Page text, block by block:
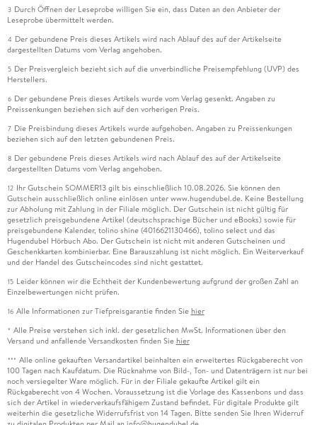
3 Durch Öffnen der Leseprobe willigen Sie ein, dass Daten an den Anbieter der
Leseprobe übermittelt werden.
4 Der gebundene Preis dieses Artikels wird nach Ablauf des auf der Artikelseite
dargestellten Datums vom Verlag angehoben.
5 Der Preisvergleich bezieht sich auf die unverbindliche Preisempfehlung (UVP) des
Herstellers.
6 Der gebundene Preis dieses Artikels wurde vom Verlag gesenkt. Angaben zu
Preissenkungen beziehen sich auf den vorherigen Preis.
7 Die Preisbindung dieses Artikels wurde aufgehoben. Angaben zu Preissenkungen
beziehen sich auf den letzten gebundenen Preis.
8 Der gebundene Preis dieses Artikels wird nach Ablauf des auf der Artikelseite
dargestellten Datums vom Verlag angehoben.
12 Ihr Gutschein SOMMER13 gilt bis einschließlich 10.08.2026. Sie können den
Gutschein ausschließlich online einlösen unter www.hugendubel.de. Keine Bestellung
zur Abholung mit Zahlung in der Filiale möglich. Der Gutschein ist nicht gültig für
gesetzlich preisgebundene Artikel (deutschsprachige Bücher und eBooks) sowie für
preisgebundene Kalender, tolino shine (4016621130466), tolino select und das
Hugendubel Hörbuch Abo. Der Gutschein ist nicht mit anderen Gutscheinen und
Geschenkkarten kombinierbar. Eine Barauszahlung ist nicht möglich. Ein Weiterverkauf
und der Handel des Gutscheincodes sind nicht gestattet.
15 Leider können wir die Echtheit der Kundenbewertung aufgrund der großen Zahl an
Einzelbewertungen nicht prüfen.
16 Alle Informationen zur Tiefpreisgarantie finden Sie hier
* Alle Preise verstehen sich inkl. der gesetzlichen MwSt. Informationen über den
Versand und anfallende Versandkosten finden Sie hier
*** Alle online gekauften Versandartikel beinhalten ein erweitertes Rückgaberecht von
100 Tagen nach Kaufdatum. Die Rücknahme von Bild-, Ton- und Datenträgern ist nur bei
noch versiegelter Ware möglich. Für in der Filiale gekaufte Artikel gilt ein
Rückgaberecht von 4 Wochen. Voraussetzung ist die Vorlage des Kassenbons und dass
sich der Artikel in wiederverkaufsfähigem Zustand befindet. Für digitale Produkte gilt
weiterhin die gesetzliche Widerrufsfrist von 14 Tagen. Bitte senden Sie Ihren Widerruf